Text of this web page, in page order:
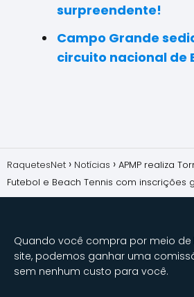
surpreendente!
Campo Grande
circuito nacional de
RaquetesNet Notícias
APMP realiza
Futebol e Beach Tennis com inscrições
Quando você compra por meio de
site, podemos ganhar uma
sem nenhum custo para você.